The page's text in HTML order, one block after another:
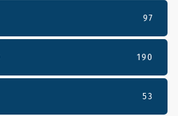
97
190
53